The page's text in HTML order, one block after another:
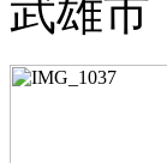
武雄